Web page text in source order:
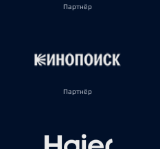
Партнёр
Партнёр